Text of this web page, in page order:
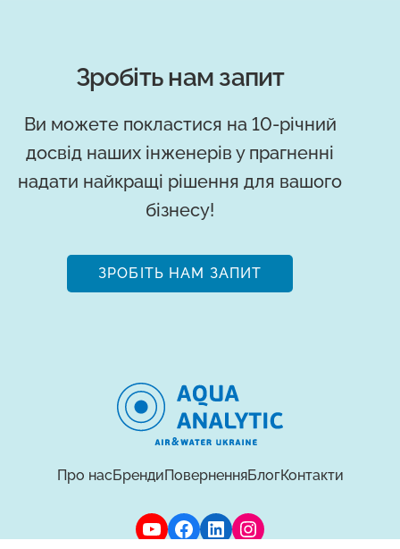
Зробіть нам запит
Ви можете покластися на 10-річний
досвід наших інженерів у прагненні
надати найкращі рішення для вашого
бізнесу!
ЗРОБІТЬ НАМ ЗАПИТ
Про насБрендиПоверненняБлогКонтакти